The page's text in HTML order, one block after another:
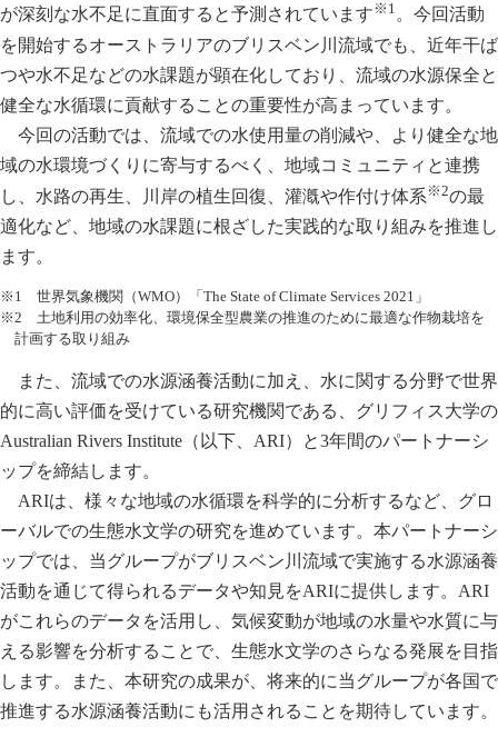
が深刻な水不足に直面すると予測されています ※1。今回活動
を開始するオーストラリアのブリスベン川流域でも、近年干ば
つや水不足などの水課題が顕在化しており、流域の水源保全と
健全な水循環に貢献することの重要性が高まっています。
今回の活動では、流域での水使用量の削減や、より健全な地
域の水環境づくりに寄与するべく、地域コミュニティと連携
し、水路の再生、川岸の植生回復、灌漑や作付け体系 ※2の最
適化など、地域の水課題に根ざした実践的な取り組みを推進し
ます。
※1 世界気象機関（WMO）「The State of Climate Services 2021」
※2 土地利用の効率化、環境保全型農業の推進のために最適な作物栽培を
計画する取り組み
また、流域での水源涵養活動に加え、水に関する分野で世界
的に高い評価を受けている研究機関である、グリフィス大学の
Australian Rivers Institute（以下、ARI）と3年間のパートナーシ
ップを締結します。
ARIは、様々な地域の水循環を科学的に分析するなど、グロ
ーバルでの生態水文学の研究を進めています。本パートナーシ
ップでは、当グループがブリスベン川流域で実施する水源涵養
活動を通じて得られるデータや知見をARIに提供します。ARI
がこれらのデータを活用し、気候変動が地域の水量や水質に与
える影響を分析することで、生態水文学のさらなる発展を目指
します。また、本研究の成果が、将来的に当グループが各国で
推進する水源涵養活動にも活用されることを期待しています。